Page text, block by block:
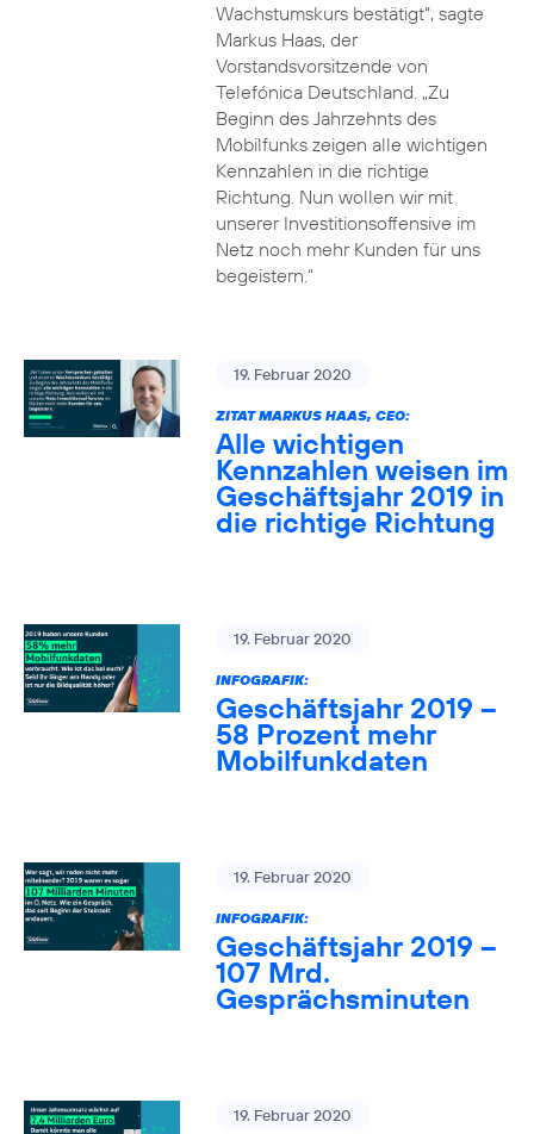
Wachstumskurs bestätigt“, sagte
Markus Haas, der
Vorstandsvorsitzende von
Telefónica Deutschland. „Zu
Beginn des Jahrzehnts des
Mobilfunks zeigen alle wichtigen
Kennzahlen in die richtige
Richtung. Nun wollen wir mit
unserer Investitionsoffensive im
Netz noch mehr Kunden für uns
begeistern.“
19. Februar 2020
ZITAT MARKUS HAAS, CEO:
Alle wichtigen
Kennzahlen weisen im
Geschäftsjahr 2019 in
die richtige Richtung
19. Februar 2020
INFOGRAFIK:
Geschäftsjahr 2019 –
58 Prozent mehr
Mobilfunkdaten
19. Februar 2020
INFOGRAFIK:
Geschäftsjahr 2019 –
107 Mrd.
Gesprächsminuten
19. Februar 2020